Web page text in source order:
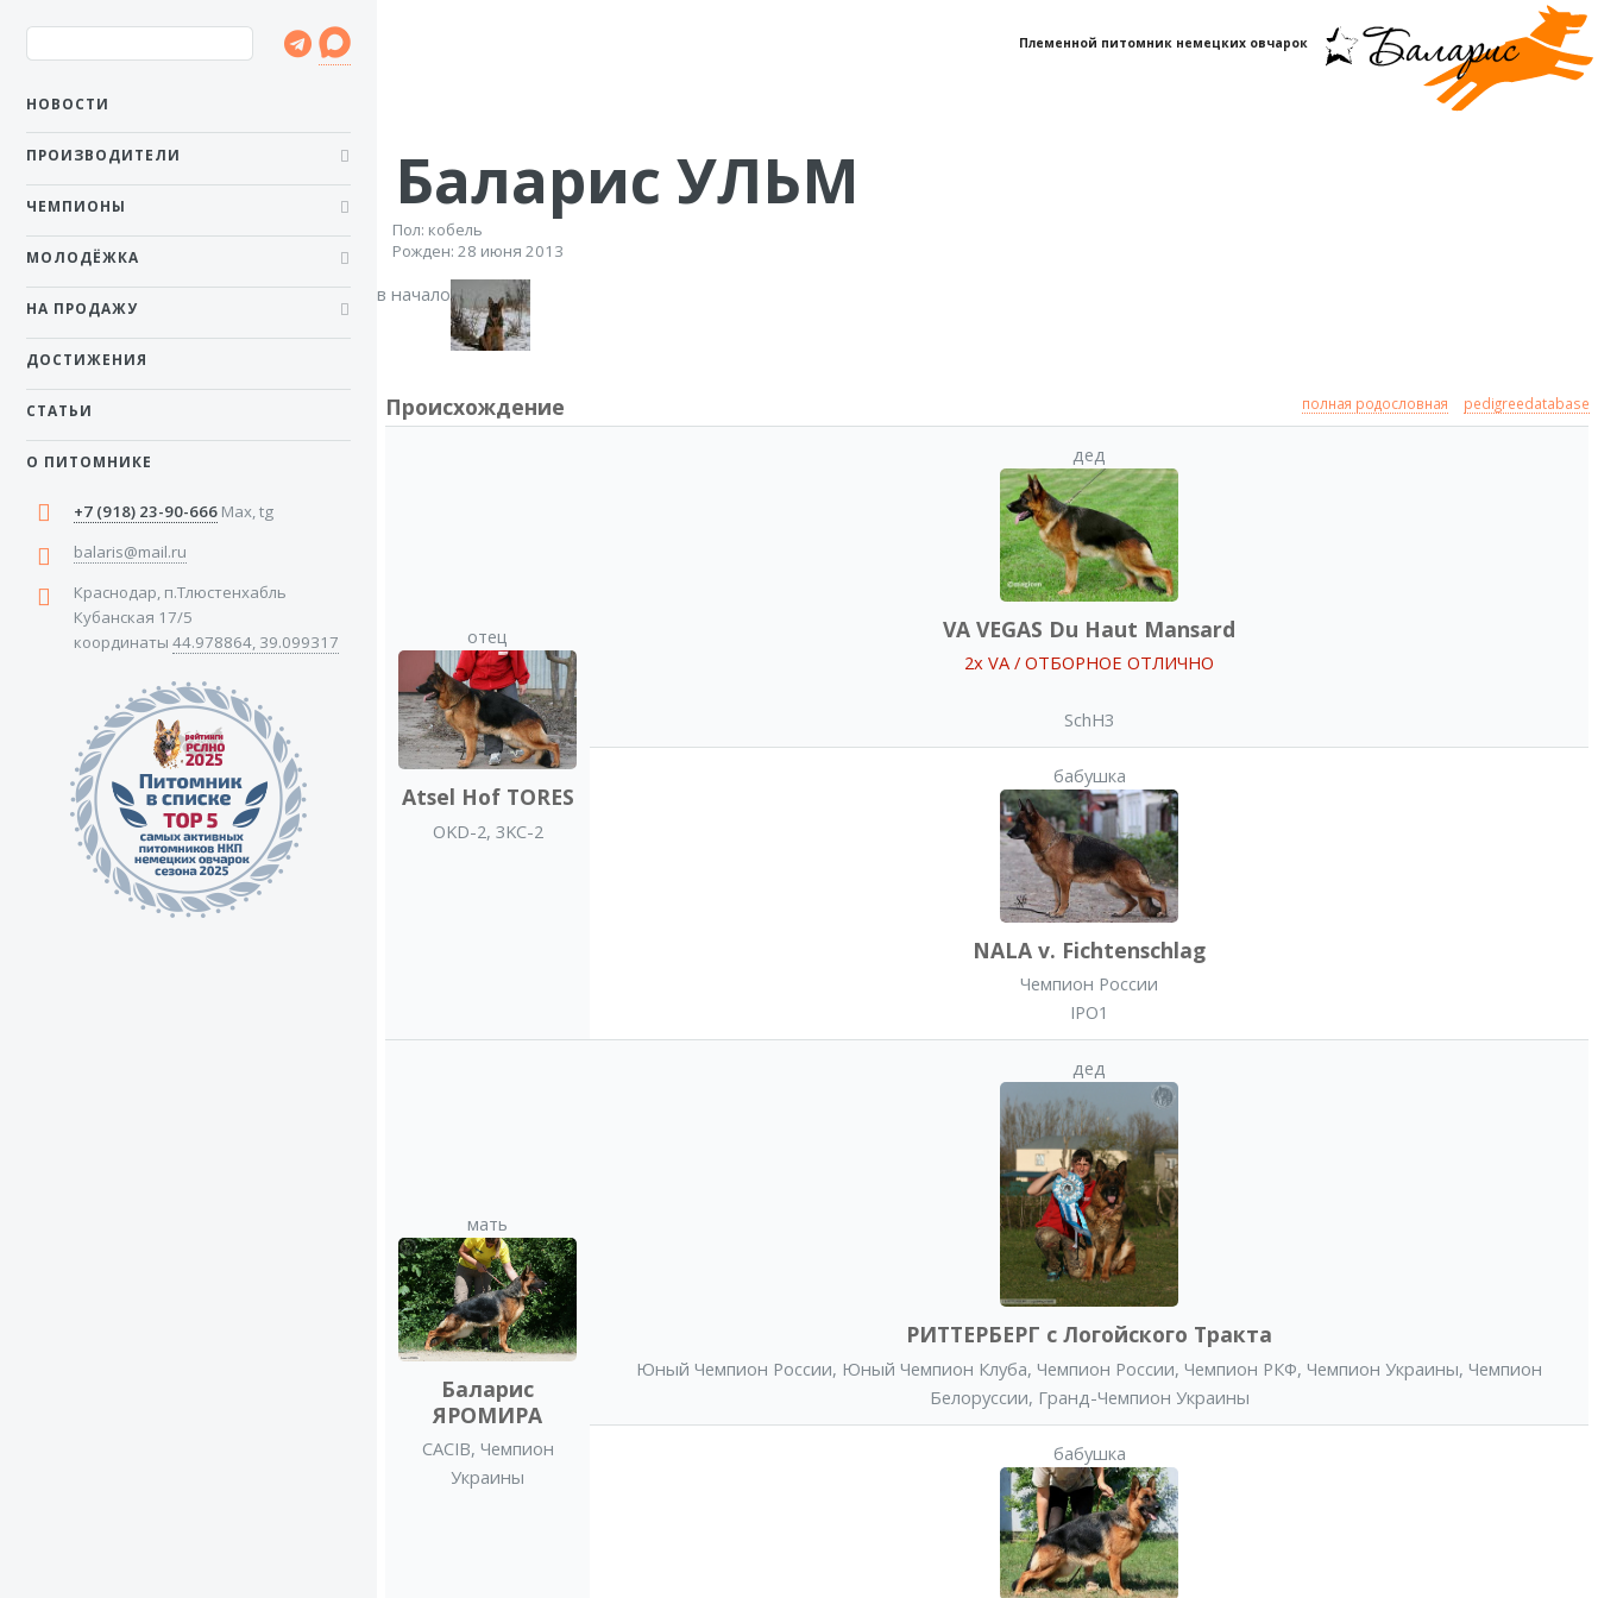
НОВОСТИ
ПРОИЗВОДИТЕЛИ
ЧЕМПИОНЫ
МОЛОДЁЖКА
НА ПРОДАЖУ
ДОСТИЖЕНИЯ
СТАТЬИ
О ПИТОМНИКЕ
+7 (918) 23-90-666Max, tg
balaris@mail.ru
Краснодар, п.Тлюстенхабль
Кубанская 17/5
координаты 44.978864, 39.099317
Племенной питомник немецких овчарок
Баларис УЛЬМ
Пол: кобель
Рожден: 28 июня 2013
в начало
Происхождение полная родословная pedigreedatabase
отец
Atsel Hof TORES
OKD-2, 3KC-2
дед
VA VEGAS Du Haut Mansard
2x VA / ОТБОРНОЕ ОТЛИЧНО
SchH3
бабушка
NALA v. Fichtenschlag
Чемпион России
IPO1
мать
Баларис
ЯРОМИРА
CACIB, Чемпион
Украины
дед
РИТТЕРБЕРГ с Логойского Тракта
Юный Чемпион России, Юный Чемпион Клуба,Чемпион России,Чемпион РКФ,Чемпион Украины,Чемпион
Белоруссии, Гранд-Чемпион Украины
бабушка